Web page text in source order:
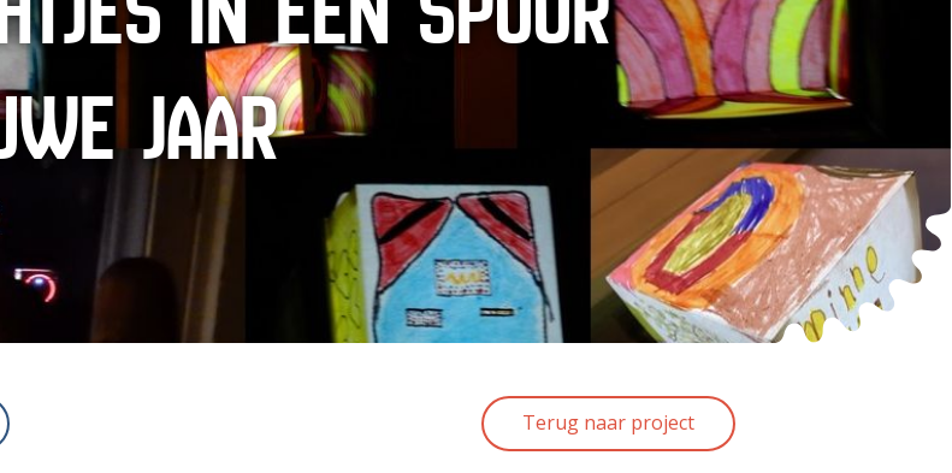
JAAR
Terug naar project